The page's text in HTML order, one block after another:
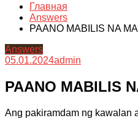
Главная
Answers
PAANO MABILIS NA
Answers
05.01.2024admin
PAANO MABILIS
Ang pakiramdam ng kawalan